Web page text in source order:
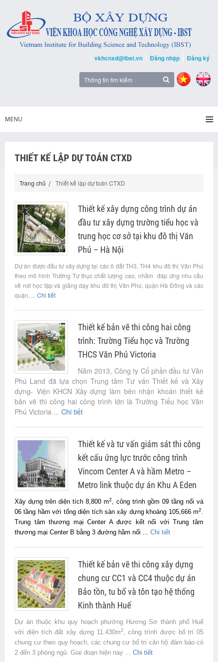
vkhcnxd@ibst.vn Đăng nhập Đăng ký
MENU
THIẾT KẾ LẬP DỰ TOÁN CTXD
Trang chủ Thiết kế lập dự toán CTXD
Thiết kế xây dựng công trình dự án
đầu tư xây dựng trường tiểu học và
trung học cơ sở tại khu đô thị Văn
Phú – Hà Nội
Dự án được đầu tư xây dựng tại các ô đất TH3, TH4 khu đô thị Văn Phú
theo mô hình Trường Tư thục chất lượng cao, nhằm đáp ứng nhu cầu
về nơi học tập và giảng dạy khu đô thị Văn Phú, quận Hà Đông và các
quận, ... Chi tiết
Thiết kế bản vẽ thi công hai công
trình: Trường Tiểu học và Trường
THCS Văn Phú Victoria
Năm 2013, Công ty Cổ phần đầu tư Văn
Phú Land đã lựa chọn Trung tâm Tư vấn Thiết kế và Xây
dựng- Viện KHCN Xây dựng làm bên nhận khoán thiết kế
bản vẽ thi công hai công trình lớn là Trường Tiểu học Văn
Phú Victoria ... Chi tiết
Thiết kế và tư vấn giám sát thi công
kết cấu ứng lực trước công trình
Vincom Center A và hầm Metro –
Metro link thuộc dự án Khu A Eden
Xây dựng trên diện tích 8,800 m2, công trình gồm 09 tầng nổi và
06 tầng hầm với tổng diện tích sàn xây dựng khoảng 105,666 m2.
Trung tâm thương mại Center A được kết nối với Trung tâm
thương mại Center B bằng 3 đường hầm nối ... Chi tiết
Thiết kế bản vẽ thi công xây dựng
chung cư CC1 và CC4 thuộc dự án
Bảo tồn, tu bổ và tôn tạo hệ thống
Kinh thành Huế
Dự án thuộc khu quy hoạch phường Hương Sơ thành phố Huế
với diện tích đất xây dựng 11.430m2, công trình được bố trí 05
chung cư theo quy hoạch, các chung cư bố trí căn hộ đảm bảo có
2 đến 3 phòng ngủ. Giai đoạn hiện nay ... Chi tiết